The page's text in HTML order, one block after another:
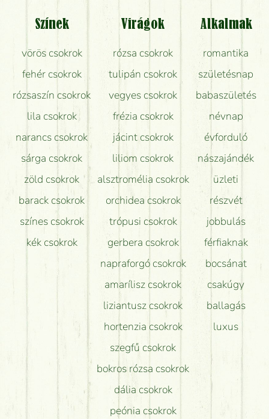
Tényleg azt kapom, ami a képen van?
Mit kell tudni a virágcsokrok szállításáról?
Hogy marad a lehető legtovább friss a csokor?
Tudok adventi koszorút vásárolni boltban?
Színek
vörös csokrok
fehér csokrok
rózsaszín csokrok
lila csokrok
narancs csokrok
sárga csokrok
zöld csokrok
barack csokrok
színes csokrok
kék csokrok
Virágok
rózsa csokrok
tulipán csokrok
vegyes csokrok
frézia csokrok
jácint csokrok
liliom csokrok
alsztromélia csokrok
orchidea csokrok
trópusi csokrok
gerbera csokrok
napraforgó csokrok
amarílisz csokrok
liziantusz csokrok
hortenzia csokrok
szegfű csokrok
bokros rózsa csokrok
dália csokrok
peónia csokrok
Alkalmak
romantika
születésnap
babaszületés
névnap
évforduló
nászajándék
üzleti
részvét
jobbulás
férfiaknak
bocsánat
csakúgy
ballagás
luxus